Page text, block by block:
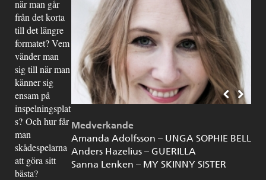
Medverkande
Amanda Adolfsson – UNGA SOPHIE BELL
Anders Hazelius – GUERILLA
Sanna Lenken – MY SKINNY SISTER
när man går
från det korta
till det längre
formatet? Vem
vänder man
sig till när man
känner sig
ensam på
inspelningsplat
s? Och hur får
man
skådespelarna
att göra sitt
bästa?